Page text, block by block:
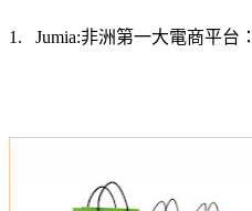
1. Jumia:非洲第一大電商平台：